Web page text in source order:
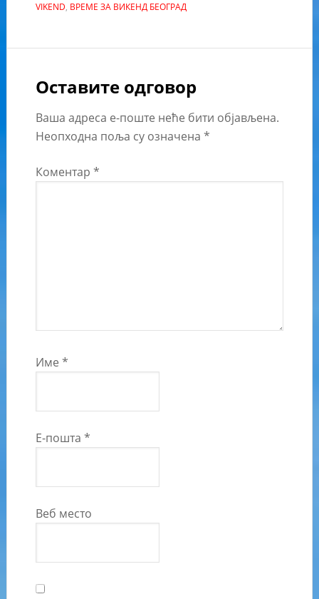
VIKEND, ВРЕМЕ ЗА ВИКЕНД БЕОГРАД
Оставите одговор
Ваша адреса е-поште неће бити објављена.
Неопходна поља су означена *
Коментар *
Име *
Е-пошта *
Веб место